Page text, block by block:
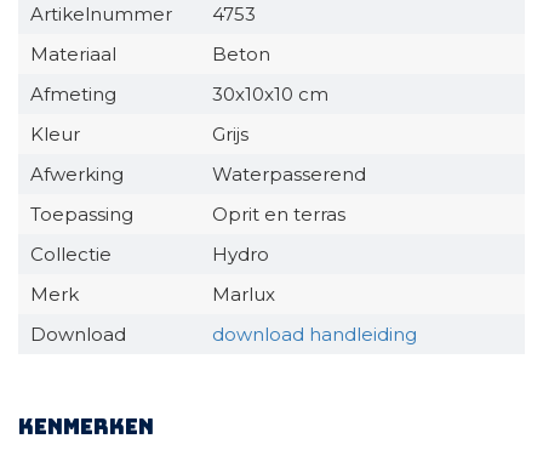
Artikelnummer
4753
Materiaal
Beton
Afmeting
30x10x10 cm
Kleur
Grijs
Afwerking
Waterpasserend
Toepassing
Oprit en terras
Collectie
Hydro
Merk
Marlux
Download
download handleiding
Kenmerken